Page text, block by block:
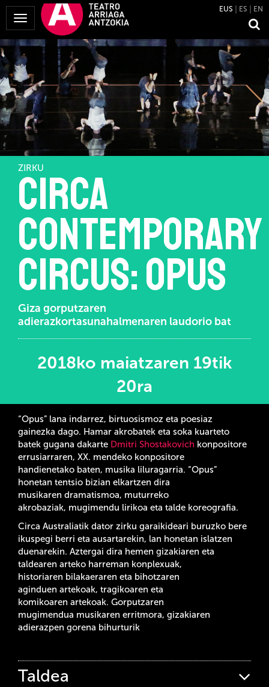
Menua
erakutsi
EUS ES EN
ZIRKU
Circa
Contemporary
Circus: Opus
Giza gorputzaren
adierazkortasunahalmenaren laudorio bat
2018ko maiatzaren 19tik
20ra
“Opus” lana indarrez, birtuosismoz eta poesiaz
gainezka dago. Hamar akrobatek eta soka kuarteto
batek gugana dakarte Dmitri Shostakovich konpositore
errusiarraren, XX. mendeko konpositore
handienetako baten, musika liluragarria. “Opus”
honetan tentsio bizian elkartzen dira
musikaren dramatismoa, muturreko
akrobaziak, mugimendu lirikoa eta talde koreografia.
Circa Australiatik dator zirku garaikideari buruzko bere
ikuspegi berri eta ausartarekin, lan honetan islatzen
duenarekin. Aztergai dira hemen gizakiaren eta
taldearen arteko harreman konplexuak,
historiaren bilakaeraren eta bihotzaren
aginduen artekoak, tragikoaren eta
komikoaren artekoak. Gorputzaren
mugimendua musikaren erritmora, gizakiaren
adierazpen gorena bihurturik
Taldea